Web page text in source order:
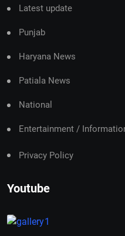
Latest update
Punjab
Haryana News
Patiala News
National
Entertainment /
Privacy Policy
Youtube